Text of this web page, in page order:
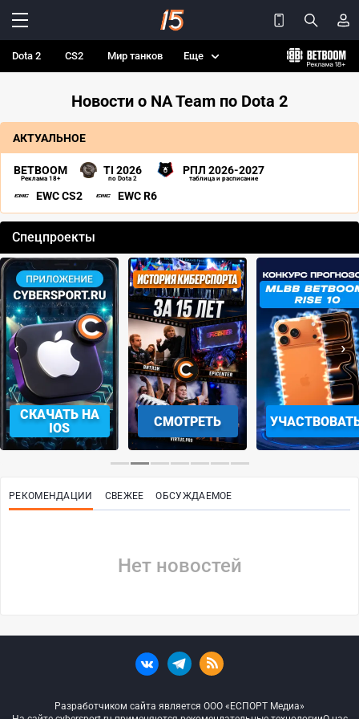
Dota 2 CS2 Мир танков Еще
Новости о NA Team по Dota 2
АКТУАЛЬНОЕ
BETBOOM
Реклама 18+
TI 2026
по Dota 2
РПЛ 2026-2027
таблица и расписание
EWC CS2 EWC R6
Спецпроекты
СКАЧАТЬ НА
IOS
СМОТРЕТЬ
‹ ›
РЕКОМЕНДАЦИИ СВЕЖЕЕ ОБСУЖДАЕМОЕ
Нет новостей
Разработчиком сайта является ООО «ЕСПОРТ Медиа»